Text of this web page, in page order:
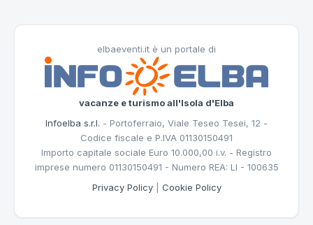
elbaeventi.it è un portale di
vacanze e turismo all'Isola d'Elba
Infoelba s.r.l. - Portoferraio, Viale Teseo Tesei, 12 -
Codice fiscale e P.IVA 01130150491
Importo capitale sociale Euro 10.000,00 i.v. - Registro
imprese numero 01130150491 - Numero REA: LI - 100635
Privacy Policy| Cookie Policy